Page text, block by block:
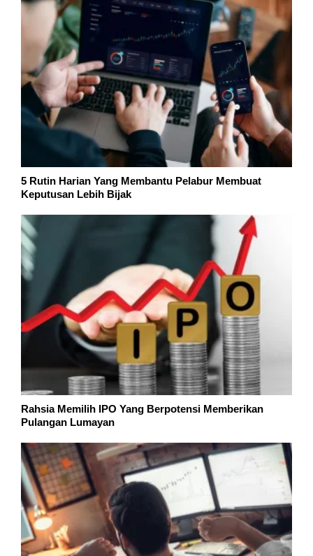
5 Rutin Harian Yang Membantu Pelabur Membuat
Keputusan Lebih Bijak
Rahsia Memilih IPO Yang Berpotensi Memberikan
Pulangan Lumayan